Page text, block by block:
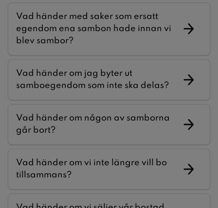
Vad händer med saker som ersatt
egendom ena sambon hade innan vi
blev sambor?
Vad händer om jag byter ut
samboegendom som inte ska delas?
Vad händer om någon av samborna
går bort?
Vad händer om vi inte längre vill bo
tillsammans?